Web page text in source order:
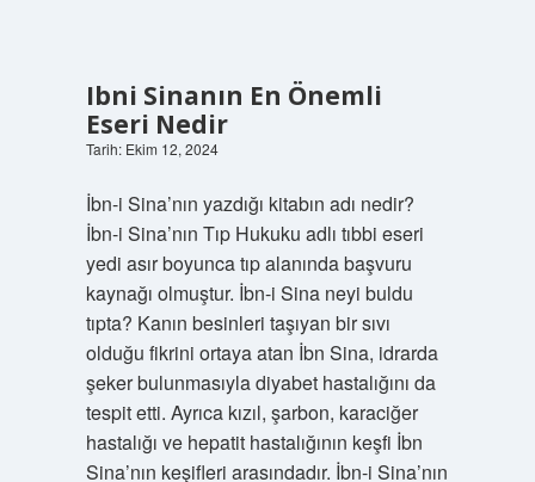
Ibni Sinanın En Önemli
Eseri Nedir
Tarih: Ekim 12, 2024
İbn-i Sina’nın yazdığı kitabın adı nedir?
İbn-i Sina’nın Tıp Hukuku adlı tıbbi eseri
yedi asır boyunca tıp alanında başvuru
kaynağı olmuştur. İbn-i Sina neyi buldu
tıpta? Kanın besinleri taşıyan bir sıvı
olduğu fikrini ortaya atan İbn Sina, idrarda
şeker bulunmasıyla diyabet hastalığını da
tespit etti. Ayrıca kızıl, şarbon, karaciğer
hastalığı ve hepatit hastalığının keşfi İbn
Sina’nın keşifleri arasındadır. İbn-i Sina’nın